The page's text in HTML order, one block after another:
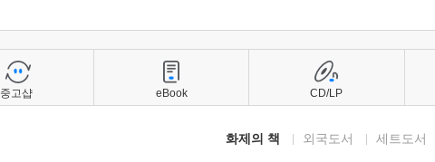
화제의 책 외국도서 세트도서
중고샵 eBook CD/LP